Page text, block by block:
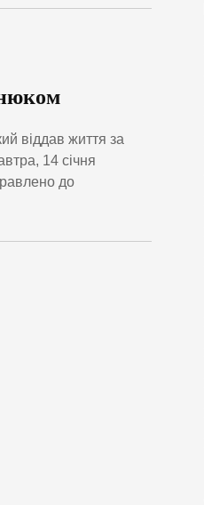
віддав життя за
14 січня
до